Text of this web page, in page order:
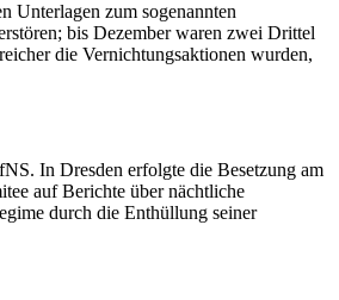
Unterlagen zum sogenannten
bis Dezember waren zwei Drittel
die Vernichtungsaktionen wurden,
In Dresden erfolgte die Besetzung am
auf Berichte über nächtliche
durch die Enthüllung seiner